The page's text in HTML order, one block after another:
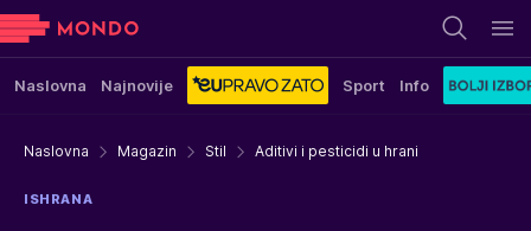
Naslovna Najnovije Sport Info
Naslovna Magazin Stil Aditivi i pesticidi u hrani
ISHRANA